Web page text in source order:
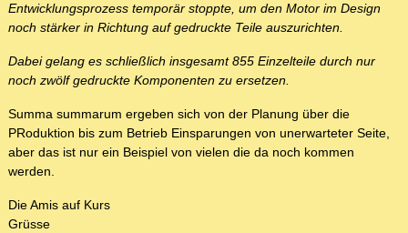
Entwicklungsprozess temporär stoppte, um den Motor im Design
noch stärker in Richtung auf gedruckte Teile auszurichten.
Dabei gelang es schließlich insgesamt 855 Einzelteile durch nur
noch zwölf gedruckte Komponenten zu ersetzen.
Summa summarum ergeben sich von der Planung über die
PRoduktion bis zum Betrieb Einsparungen von unerwarteter Seite,
aber das ist nur ein Beispiel von vielen die da noch kommen
werden.
Die Amis auf Kurs
Grüsse